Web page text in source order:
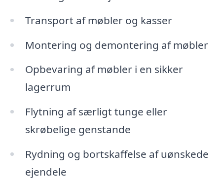
Transport af møbler og kasser
Montering og demontering af møbler
Opbevaring af møbler i en sikker
lagerrum
Flytning af særligt tunge eller
skrøbelige genstande
Rydning og bortskaffelse af uønskede
ejendele